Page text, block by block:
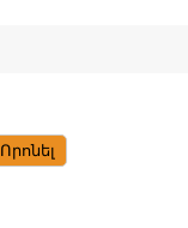
Որոնել